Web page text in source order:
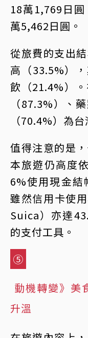
18萬1,769日
萬5,462日圓。
從旅費的支出
高（33.5%）
飲（21.4%）
（87.3%）、
（70.4%）為
值得注意的是
本旅遊仍高度
6%使用現金結
雖然信用卡使
Suica）亦達
的支付工具。
⑤
動機轉變》美
升溫